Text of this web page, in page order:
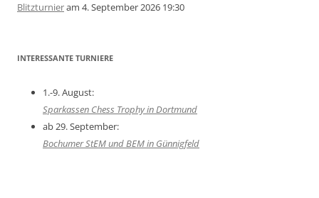
Blitzturnieram 4. September 2026 19:30
INTERESSANTE TURNIERE
1.-9. August:
Sparkassen Chess Trophy in Dortmund
ab 29. September:
Bochumer StEM und BEM in Günnigfeld